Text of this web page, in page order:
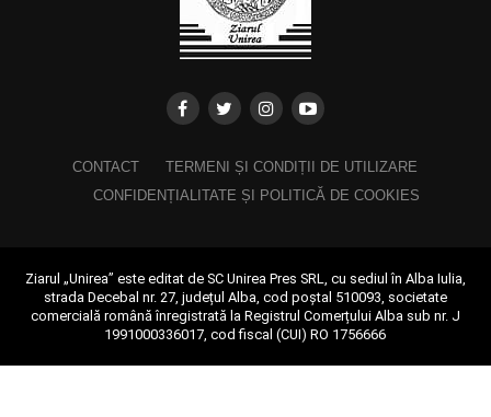
CONTACT
TERMENI ȘI CONDIȚII DE UTILIZARE
CONFIDENȚIALITATE ȘI POLITICĂ DE COOKIES
Ziarul „Unirea” este editat de SC Unirea Pres SRL, cu sediul în Alba Iulia,
strada Decebal nr. 27, județul Alba, cod poștal 510093, societate
comercială română înregistrată la Registrul Comerțului Alba sub nr. J
1991000336017, cod fiscal (CUI) RO 1756666